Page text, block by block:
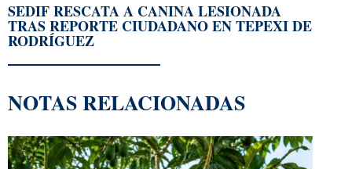
SEDIF RESCATA A CANINA LESIONADA
TRAS REPORTE CIUDADANO EN TEPEXI DE
RODRÍGUEZ
NOTAS RELACIONADAS